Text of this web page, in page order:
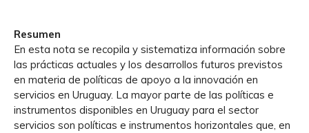
Resumen
En esta nota se recopila y sistematiza información sobre
las prácticas actuales y los desarrollos futuros previstos
en materia de políticas de apoyo a la innovación en
servicios en Uruguay. La mayor parte de las políticas e
instrumentos disponibles en Uruguay para el sector
servicios son políticas e instrumentos horizontales que, en